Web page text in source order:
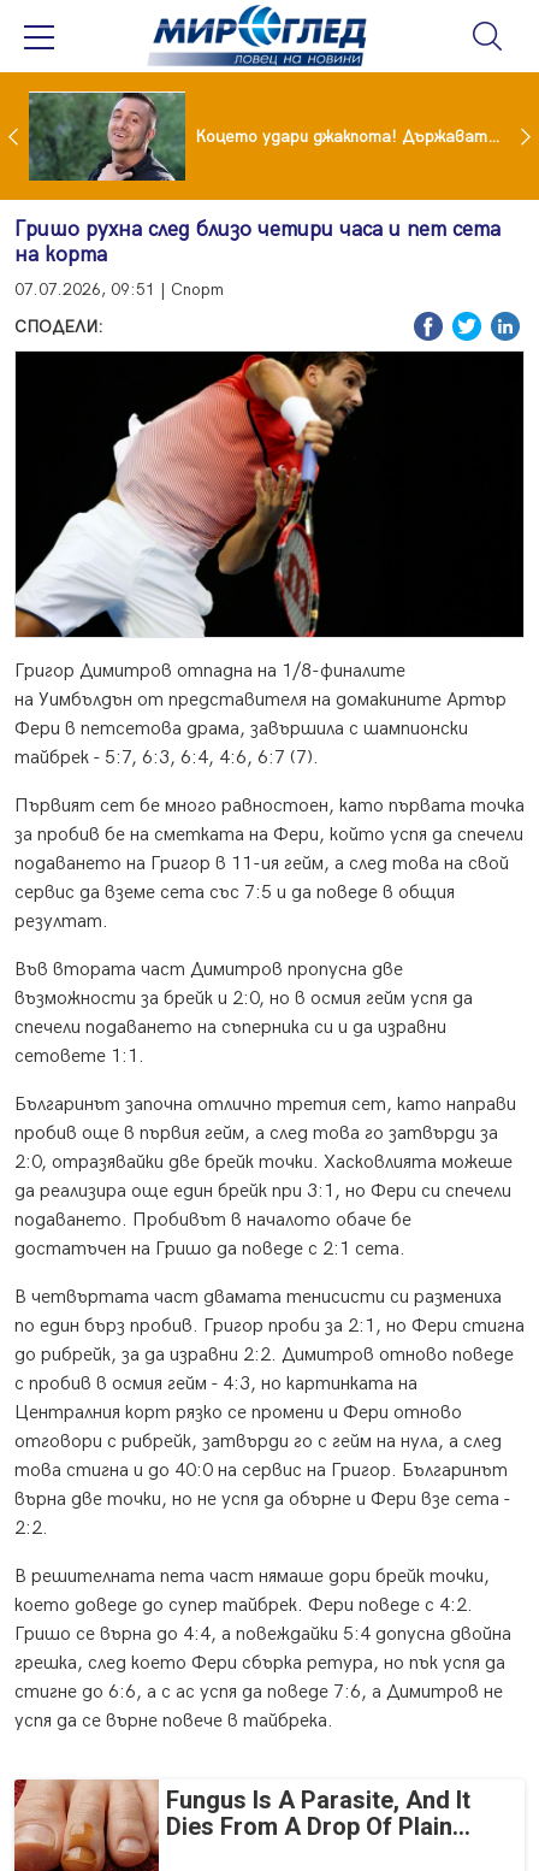
Тишина преди бурята! Защо Саня Армутлиева продължава да мълчи за раздялата с Дара? Коцето удари джакпота! Държавата му плаща 95 000 евро
Гришо рухна след близо четири часа и пет сета
на корта
07.07.2026, 09:51 | Спорт
СПОДЕЛИ:
Григор Димитров отпадна на 1/8-финалите
на Уимбълдън от представителя на домакините Артър
Фери в петсетова драма, завършила с шампионски
тайбрек - 5:7, 6:3, 6:4, 4:6, 6:7 (7).
Първият сет бе много равностоен, като първата точка
за пробив бе на сметката на Фери, който успя да спечели
подаването на Григор в 11-ия гейм, а след това на свой
сервис да вземе сета със 7:5 и да поведе в общия
резултат.
Във втората част Димитров пропусна две
възможности за брейк и 2:0, но в осмия гейм успя да
спечели подаването на съперника си и да изравни
сетовете 1:1.
Българинът започна отлично третия сет, като направи
пробив още в първия гейм, а след това го затвърди за
2:0, отразявайки две брейк точки. Хасковлията можеше
да реализира още един брейк при 3:1, но Фери си спечели
подаването. Пробивът в началото обаче бе
достатъчен на Гришо да поведе с 2:1 сета.
В четвъртата част двамата тенисисти си размениха
по един бърз пробив. Григор проби за 2:1, но Фери стигна
до рибрейк, за да изравни 2:2. Димитров отново поведе
с пробив в осмия гейм - 4:3, но картинката на
Централния корт рязко се промени и Фери отново
отговори с рибрейк, затвърди го с гейм на нула, а след
това стигна и до 40:0 на сервис на Григор. Българинът
върна две точки, но не успя да обърне и Фери взе сета -
2:2.
В решителната пета част нямаше дори брейк точки,
което доведе до супер тайбрек. Фери поведе с 4:2.
Гришо се върна до 4:4, а повеждайки 5:4 допусна двойна
грешка, след което Фери сбърка ретура, но пък успя да
стигне до 6:6, а с ас успя да поведе 7:6, а Димитров не
успя да се върне повече в тайбрека.
Fungus Is A Parasite, And It
Dies From A Drop Of Plain...